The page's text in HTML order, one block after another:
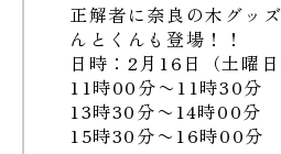
正解者に奈良の木グッ
んとくんも登場！！
日時：2月16日（土曜日
11時00分〜11時30分
13時30分〜14時00分
15時30分〜16時00分